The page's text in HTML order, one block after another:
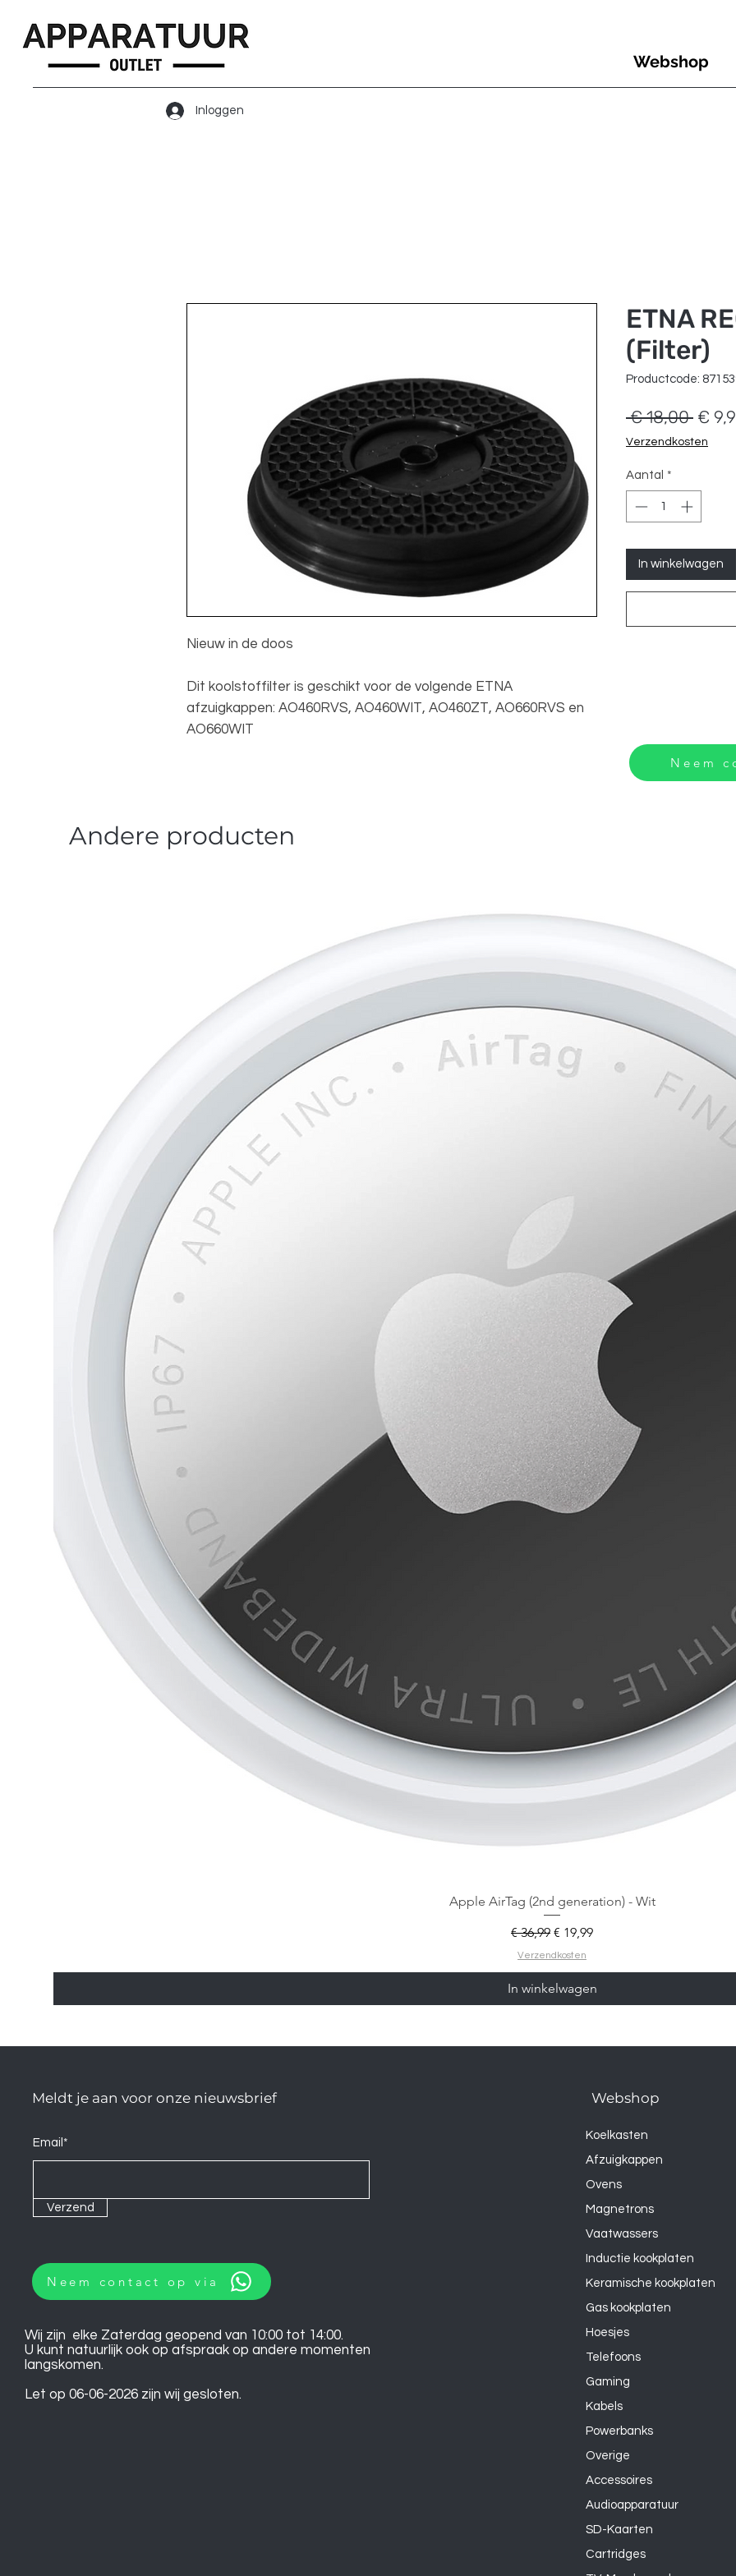
Inloggen
Webshop
Nieuw in de doos
Dit koolstoffilter is geschikt voor de volgende ETNA
afzuigkappen: AO460RVS, AO460WIT, AO460ZT, AO660RVS en
AO660WIT
ETNA
(Filter)
Productcode:
€ 18,00
prijs
€
Verzendkosten
Aantal *
In winkelwagen
Neem
Andere producten
Apple AirTag (2nd generation) - Wit
Normale prijs
€ 36,99 Verkoopprijs
€ 19,99
Verzendkosten
In winkelwagen
Meldt je aan voor onze nieuwsbrief
Email*
Verzend
Neem contact op via
Wij zijn elke Zaterdag geopend van 10:00 tot 14:00.
U kunt natuurlijk ook op afspraak op andere momenten
langskomen.
Let op 06-06-2026 zijn wij gesloten.
Webshop
Koelkasten
Afzuigkappen
Ovens
Magnetrons
Vaatwassers
Inductie kookplaten
Keramische kookplaten
Gas kookplaten
Hoesjes
Telefoons
Gaming
Kabels
Powerbanks
Overige
Accessoires
Audioapparatuur
SD-Kaarten
Cartridges